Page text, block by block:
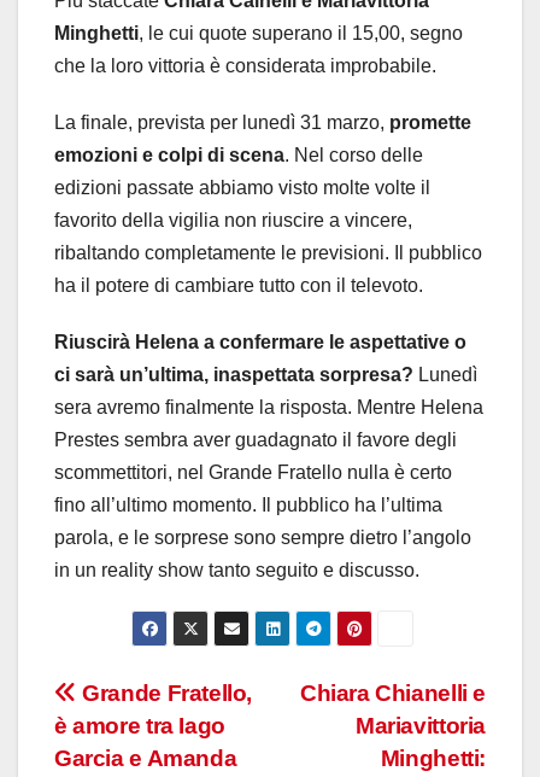
Minghetti, le cui quote superano il 15,00, segno
che la loro vittoria è considerata improbabile.
La finale, prevista per lunedì 31 marzo, promette
emozioni e colpi di scena. Nel corso delle
edizioni passate abbiamo visto molte volte il
favorito della vigilia non riuscire a vincere,
ribaltando completamente le previsioni. Il pubblico
ha il potere di cambiare tutto con il televoto.
Riuscirà Helena a confermare le aspettative o
ci sarà un’ultima, inaspettata sorpresa? Lunedì
sera avremo finalmente la risposta. Mentre Helena
Prestes sembra aver guadagnato il favore degli
scommettitori, nel Grande Fratello nulla è certo
fino all’ultimo momento.
Il pubblico ha l’ultima
parola, e le sorprese sono sempre dietro l’angolo
in un reality show tanto seguito e discusso.
Navigazione
articoli
Chiara Chianelli e
Mariavittoria
Minghetti:
Grande Fratello,
è amore tra Iago
Garcia e Amanda